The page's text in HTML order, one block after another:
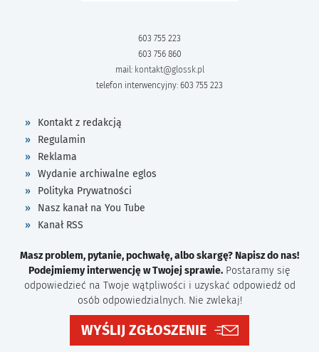
603 755 223
603 756 860
mail: kontakt@glossk.pl
telefon interwencyjny: 603 755 223
Kontakt z redakcją
Regulamin
Reklama
Wydanie archiwalne eglos
Polityka Prywatności
Nasz kanał na You Tube
Kanał RSS
Masz problem, pytanie, pochwałę, albo skargę? Napisz do nas!
Podejmiemy interwencję w Twojej sprawie. Postaramy się
odpowiedzieć na Twoje wątpliwości i uzyskać odpowiedź od
osób odpowiedzialnych. Nie zwlekaj!
WYŚLIJ ZGŁOSZENIE